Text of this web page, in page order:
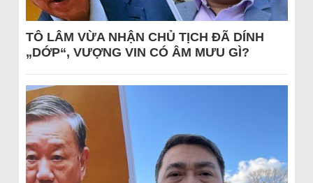
TÔ LÂM VỪA NHẬN CHỦ TỊCH ĐÃ DÍNH
„DỚP“, VƯỢNG VIN CÓ ÂM MƯU GÌ?